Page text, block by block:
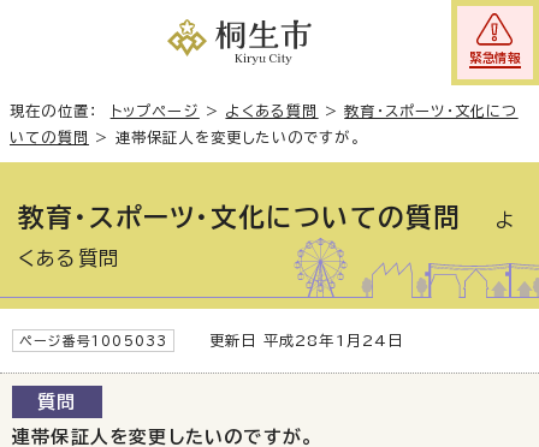
緊急情報
現在の位置： トップページ > よくある質問 >教育・スポーツ・文化につ
いての質問
> 連帯保証人を変更したいのですが。
教育・スポーツ・文化についての質問
よ
くある質問
ページ番号1005033 更新日 平成28年1月24日
質問
連帯保証人を変更したいのですが。